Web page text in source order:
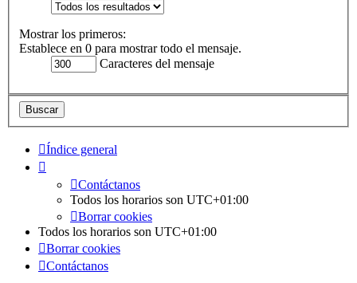
Mostrar los primeros:
Establece en 0 para mostrar todo el mensaje.
Caracteres del mensaje
Índice general
Contáctanos
Todos los horarios son UTC+01:00
Borrar cookies
Todos los horarios son UTC+01:00
Borrar cookies
Contáctanos